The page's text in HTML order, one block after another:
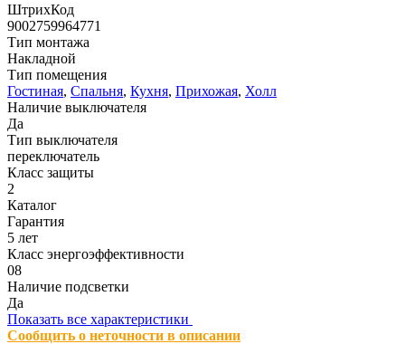
ШтрихКод
9002759964771
Тип монтажа
Накладной
Тип помещения
Гостиная, Спальня, Кухня, Прихожая, Холл
Наличие выключателя
Да
Тип выключателя
переключатель
Класс защиты
2
Каталог
Гарантия
5 лет
Класс энергоэффективности
08
Наличие подсветки
Да
Показать все характеристики
Сообщить о неточности в описании